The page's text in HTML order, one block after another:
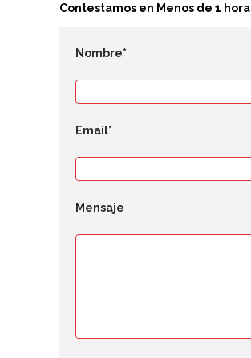
Contestamos en Menos de 1 hora
Nombre*
Email*
Mensaje